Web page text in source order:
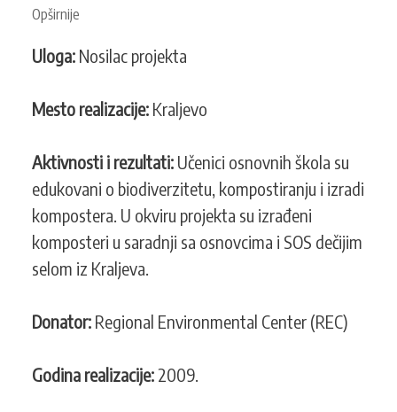
Opširnije
biodiverziteta
prerada
biološko-
otpada
u
prigradskim
naseljima
Kraljeva
Uloga: Nosilac projekta
Mesto realizacije: Kraljevo
Aktivnosti i rezultati: Učenici osnovnih škola su
edukovani o biodiverzitetu, kompostiranju i izradi
kompostera. U okviru projekta su izrađeni
komposteri u saradnji sa osnovcima i SOS dečijim
selom iz Kraljeva.
Donator: Regional Environmental Center (REC)
Godina realizacije:2009.